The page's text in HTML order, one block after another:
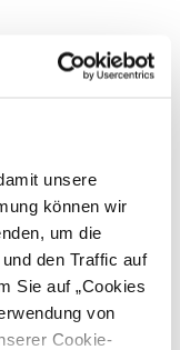
unsere
können wir
um die
den Traffic auf
Sie auf „Cookies
von
Cookie-
58509